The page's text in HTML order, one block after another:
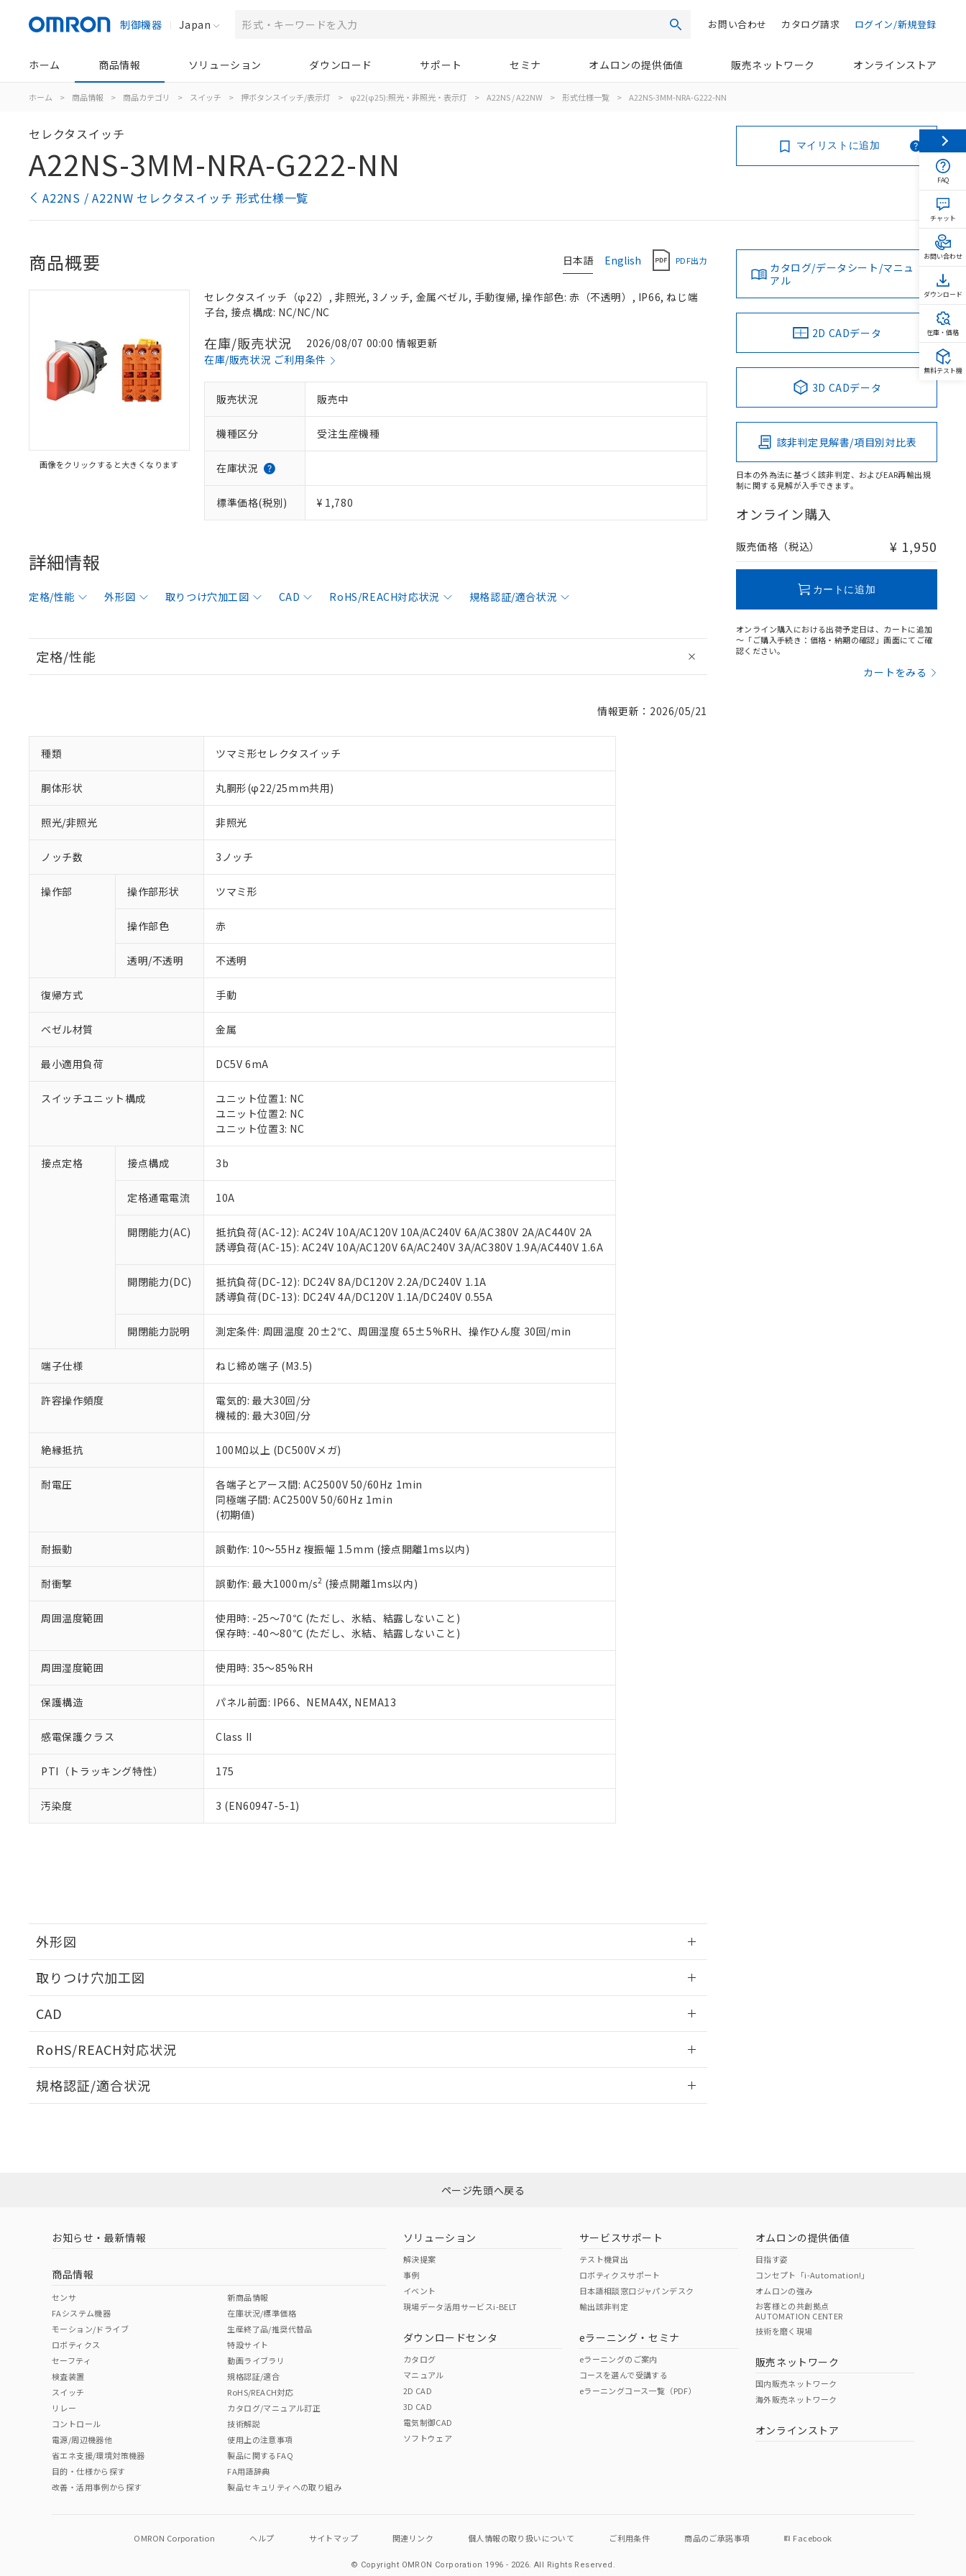
制御機器 Japan 検索 ログイン/新規登録
カタログ請求
お問い合わせ
ホーム 商品情報 ソリューション ダウンロード サポート セミナ オムロンの提供価値 販売ネットワーク オンラインストア
ホーム > 商品情報 > 商品カテゴリ > スイッチ > 押ボタンスイッチ/表示灯 > φ22(φ25):照光・非照光・表示灯 > A22NS / A22NW > 形式仕様一覧 > A22NS-3MM-NRA-G222-NN
セレクタスイッチ
A22NS-3MM-NRA-G222-NN
A22NS / A22NW セレクタスイッチ 形式仕様一覧
マイリストに追加
日本語 English PDF出力
商品概要
画像をクリックすると大きくなります
セレクタスイッチ（φ22）, 非照光, 3ノッチ, 金属ベゼル, 手動復帰, 操作部色: 赤（不透明）, IP66, ねじ端
子台, 接点構成: NC/NC/NC
在庫/販売状況
2026/08/07 00:00 情報更新
在庫/販売状況 ご利用条件
販売状況 販売中
機種区分 受注生産機種
在庫状況
標準価格(税別) ¥ 1,780
詳細情報
定格/性能 外形図 取りつけ穴加工図 CAD RoHS/REACH対応状況 規格認証/適合状況
定格/性能
情報更新：2026/05/21
種類 ツマミ形セレクタスイッチ
胴体形状 丸胴形(φ22/25mm共用)
照光/非照光 非照光
ノッチ数 3ノッチ
操作部 操作部形状 ツマミ形
操作部色 赤
透明/不透明 不透明
復帰方式 手動
ベゼル材質 金属
最小適用負荷 DC5V 6mA
スイッチユニット構成
ユニット位置1: NC
ユニット位置2: NC
ユニット位置3: NC
接点定格 接点構成 3b
定格通電電流 10A
開閉能力(AC)
抵抗負荷(AC-12): AC24V 10A/AC120V 10A/AC240V 6A/AC380V 2A/AC440V 2A
誘導負荷(AC-15): AC24V 10A/AC120V 6A/AC240V 3A/AC380V 1.9A/AC440V 1.6A
開閉能力(DC)
抵抗負荷(DC-12): DC24V 8A/DC120V 2.2A/DC240V 1.1A
誘導負荷(DC-13): DC24V 4A/DC120V 1.1A/DC240V 0.55A
開閉能力説明 測定条件: 周囲温度 20±2℃、周囲湿度 65±5%RH、操作ひん度 30回/min
端子仕様 ねじ締め端子 (M3.5)
許容操作頻度
電気的: 最大30回/分
機械的: 最大30回/分
絶縁抵抗 100MΩ以上 (DC500Vメガ)
耐電圧
各端子とアース間: AC2500V 50/60Hz 1min
同極端子間: AC2500V 50/60Hz 1min
(初期値)
耐振動 誤動作: 10～55Hz 複振幅 1.5mm (接点開離1ms以内)
耐衝撃 誤動作: 最大1000m/s2 (接点開離1ms以内)
周囲温度範囲
使用時: -25～70℃ (ただし、氷結、結露しないこと)
保存時: -40～80℃ (ただし、氷結、結露しないこと)
周囲湿度範囲 使用時: 35～85%RH
保護構造 パネル前面: IP66、NEMA4X, NEMA13
感電保護クラス Class II
PTI（トラッキング特性） 175
汚染度 3 (EN60947-5-1)
外形図
取りつけ穴加工図
CAD
RoHS/REACH対応状況
EU RoHS 注意事項・凡例
ダウンロードはこちら
中国 RoHS 注意事項・凡例
中国 RoHS表
Pb Hg Cr(VI)
O O
"対応済み"や非含有の記載がされた商品であっても、流通在庫等で未対応品が混在する可能性があります。
非含有品が必要な際は、弊社営業部門もしくは販売店へお問い合わせください。
規格認証/適合状況
（イギリス
（ノルウェー
（日本
（アメリカ
この製品の規格認証/適合状況ページへ
その他の認証はこちらのページからご検索ください
カタログ/データシート/マニュ
アル
2D CADデータ
3D CADデータ
該非判定見解書/項目別対比表
日本の外為法に基づく該非判定、およびEAR再輸出規
制に関する見解が入手できます。
オンライン購入
販売価格（税込） ¥ 1,950
カートに追加
オンライン購入における出荷予定日は、カートに追加
～「ご購入手続き：価格・納期の確認」画面にてご確
認ください。
カートをみる
以下の条件をお読みいただき、同意のうえご利用ください。
本サービスは、当社制御機器事業取扱商品の当社在庫状況および標準価格(税抜)を提供させていただ
くものです。
当社制御機器事業取扱商品の中には、本サービスの対象外となる商品もあることをご了承ください。
のであり、閲覧された時点での実際の在庫および標準価格とは異なる場合があることをご了承くださ
い。
正式な納期状況および標準価格はお客様のお取引先、またはお客様担当のオムロン制御機器販売店・
当社販売員にご相談ください。
オムロン制御機器販売店や当社販売拠点は「販売ネットワーク
」をご確認ください。
在庫状況および標準価格結果を当社の事前の承諾なく第三者に漏洩または開示しないようお願いしま
マイパーツ機能（部品リスト作成サービス）をご利用いただくには、I-Webメンバーズにご登録され
ている必要があります。
お客様が当ウェブサイト上で当社にご登録された部品リストについて、当社および当社の共同利用者
さい。
※当社の共同利用者とは、"個人情報の共同利用に関して"
の「1.共同利用者の範囲」に記載されて
いる法人を指します。
※1 対応状況
対応済み：EU RoHS指令（10物質）の非含有に対応した製品が提供可能な商品です。
対応予定：EU RoHS指令（10物質）の非含有に対応した製品に切り替える予定のある商品です。
対応予定なし：EU RoHS指令（10物質）の非含有に非対応の商品で、対応品を出す予定はありません。
仕入先様の事情により、非含有部品としていたものが、含有品と判明した場合などやむを得ず変更すること
があります。
*EU RoHS指令（10物質）：
鉛(Pb) 1000ppm以下、 水銀(Hg) 1000ppm以下、 カドミウム(Cd) 100ppm以下、
六価クロム(Cr(Ⅵ)) 1000ppm以下、ポリ臭化ビフェニル類(PBB) 1000ppm以下、ポリ臭化ジフェニルエーテル類(PBDE) 1000ppm以下、
但し、RoHS指令で産業用監視および制御機器に対する適用除外項目は除く。
フタル酸エステル類の４物質については閾値を超える意図的な使用がないことを確認しています。
※2 対応予定月
部品在庫の切り替え状況などにより、予定月が前後することがあります。
※3 非含有証明書ダウンロード
下記の非含有証明書をダウンロードすることができます。
EU RoHS指令（10物質）の非含有証明書
51物質の非含有証明書（当社基準）
※本証明書は発行日時点で非含有を証明するもので、過去に遡って非含有を証明するものではありません。
また、RoHS指令のフタル酸エステル類４物質の対応では、対応完了までの期間は出荷製品に未対応品が
混在することから備考欄に対応日を記載しておりました。
り割愛しております。
※1 中国RoHS○×表
「－」：未確認です。当社販売部門へお問い合わせください。
*中国RoHS10物質の基準値 (GB/T26572)：
Pb(鉛) :1000ppm、 Hg(水銀) : 1000ppm、 Cd(カドミウム) : 100ppm、
Cr(Ⅵ)(六価クロム) : 1000ppm、 PBBs(ポリ臭化ビフェニル類) : 1000ppm、 PBDEs(ポリ臭化ジフェニルエーテル類) : 1000ppm、
DBP(フタル酸ジブチル) : 1000ppm、 DIBP(フタル酸ジイソブチル) : 1000ppm、 BBP(フタル酸ブチルベンジル) : 1000ppm、
DEHP(フタル酸ビス(2-エチルヘキシル)) : 1000ppm
※2 環境保護使用期限
「ｅ」：有害物質（10物質）のすべてが基準値以下であることを示します。
「10」：通常の使用状況下において有害物質が外部に漏えいし、環境に深刻な影響を及ぼさない年数を意
味します。
当社は、これら貴社製品のうち、外国為替および外国貿易法に定める商品（以下｢規制貨物等」とい
う）を輸出または国外への提供する場合は、日本国政府の輸出許可(または役務取引許可)を取得する
当社は規制貨物を破棄する場合は、完全に破砕するなど、違法に輸出されないよう必要な手段を講じ
ます。
当社は貴社製品を、核兵器、ミサイル、化学兵器、生物兵器またはその他武器並びにこれらの製造装
当社は、貴社製品を第三者に販売する場合は、上記1、2および3の内容を当該第三者に通知します。
また当社は、販売先および販売に係わる関係者が違法に輸出するおそれがある場合は、取り引きをい
たしません。
記
号
説明
○ 一定数以上の在庫あり
△ 一定数には満たないが在庫あり
－
在庫なし(最新の在庫状況については、お客様のお取引先、またはお客様担当のオムロン制御
機器販売店・当社販売員にご確認ください)
空
白
受注生産機種、また在庫状況の情報を公開していない機種
ページ先頭へ戻る
お知らせ・最新情報
商品情報
センサ
FAシステム機器
モーション/ドライブ
ロボティクス
セーフティ
検査装置
スイッチ
リレー
コントロール
電源/周辺機器他
省エネ支援/環境対策機器
目的・仕様から探す
改善・活用事例から探す
新商品情報
在庫状況/標準価格
生産終了品/推奨代替品
特設サイト
動画ライブラリ
規格認証/適合
RoHS/REACH対応
カタログ/マニュアル訂正
技術解説
使用上の注意事項
製品に関するFAQ
FA用語辞典
製品セキュリティへの取り組み
ソリューション
解決提案
事例
イベント
現場データ活用サービスi-BELT
ダウンロードセンタ
カタログ
マニュアル
2D CAD
3D CAD
電気制御CAD
ソフトウェア
サービスサポート
テスト機貸出
ロボティクスサポート
日本語相談窓口ジャパンデスク
輸出該非判定
eラーニング・セミナ
eラーニングのご案内
コースを選んで受講する
eラーニングコース一覧（PDF）
オムロンの提供価値
目指す姿
コンセプト「i-Automation!」
オムロンの強み
お客様との共創拠点
AUTOMATION CENTER
技術を磨く現場
販売ネットワーク
国内販売ネットワーク
海外販売ネットワーク
オンラインストア
OMRON Corporation ヘルプ サイトマップ 関連リンク 個人情報の取り扱いについて ご利用条件 商品のご承諾事項 Facebook
© Copyright OMRON Corporation 1996 - 2026.All Rights Reserved.
FAQ
チャット
お問い合わせ
ダウンロード
在庫・価格
無料テスト機